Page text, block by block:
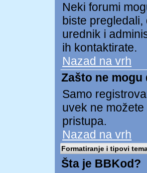
Neki forumi
biste
urednik i
ih kontaktirate.
Nazad na vrh
Zašto ne mogu
Samo
uvek ne
pristupa.
Nazad na vrh
Formatiranje i tipovi
Šta je BBKod?